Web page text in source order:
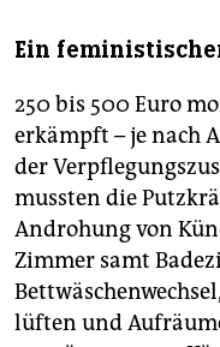
Ein
250 bis 500 Euro
erkämpft – je nach
der
mussten die
Androhung von
Zimmer samt
lüften und